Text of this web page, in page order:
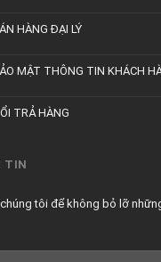
HÀNG ĐẠI LÝ
MẬT THÔNG TIN KHÁCH
TRẢ HÀNG
TIN
tôi để không bỏ lỡ